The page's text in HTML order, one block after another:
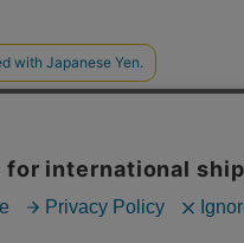
採用サイト STUDIOUS CONZ